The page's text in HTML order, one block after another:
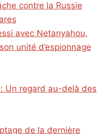
contre la Russie
avec Netanyahou,
unité d’espionnage
Un regard au-delà des
de la dernière